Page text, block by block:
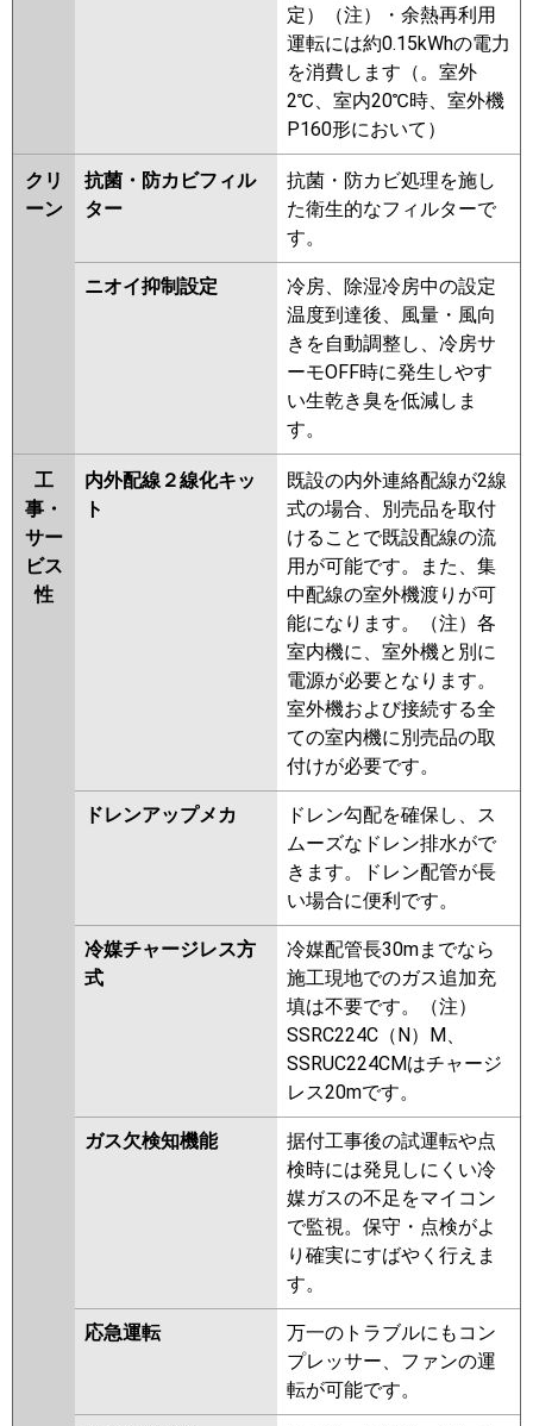
定）（注）・余熱再利用
運転には約0.15kWhの電力
を消費します（。室外
2℃、室内20℃時、室外機
P160形において）
クリ
ーン
抗菌・防カビフィル
ター
抗菌・防カビ処理を施し
た衛生的なフィルターで
す。
ニオイ抑制設定
冷房、除湿冷房中の設定
温度到達後、風量・風向
きを自動調整し、冷房サ
ーモOFF時に発生しやす
い生乾き臭を低減しま
す。
工
事・
サー
ビス
性
内外配線２線化キッ
ト
既設の内外連絡配線が2線
式の場合、別売品を取付
けることで既設配線の流
用が可能です。また、集
中配線の室外機渡りが可
能になります。（注）各
室内機に、室外機と別に
電源が必要となります。
室外機および接続する全
ての室内機に別売品の取
付けが必要です。
ドレンアップメカ
ドレン勾配を確保し、ス
ムーズなドレン排水がで
きます。ドレン配管が長
い場合に便利です。
冷媒チャージレス方
式
冷媒配管長30mまでなら
施工現地でのガス追加充
填は不要です。（注）
SSRC224C（N）M、
SSRUC224CMはチャージ
レス20mです。
ガス欠検知機能
据付工事後の試運転や点
検時には発見しにくい冷
媒ガスの不足をマイコン
で監視。保守・点検がよ
り確実にすばやく行えま
す。
応急運転
万一のトラブルにもコン
プレッサー、ファンの運
転が可能です。